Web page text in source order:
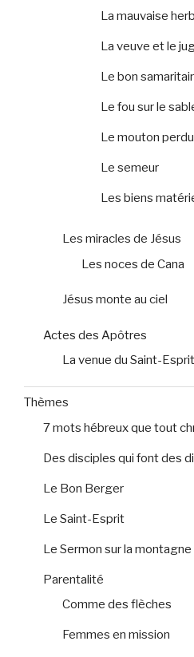
La mauvaise
La veuve et le
Le bon
Le fou sur le
Le mouton
Le semeur
Les biens
Les miracles de Jésus
Les noces de Cana
Jésus monte au ciel
Actes des Apôtres
La venue du Saint-Esprit
Thèmes
7 mots hébreux que tout
Des disciples qui font des
Le Bon Berger
Le Saint-Esprit
Le Sermon sur la montagne
Parentalité
Comme des flèches
Femmes en mission